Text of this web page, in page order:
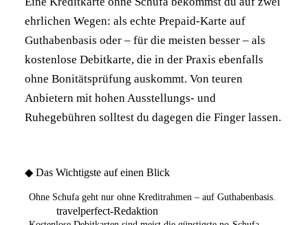
ehrlichen Wegen: als echte Prepaid-Karte auf
Guthabenbasis oder – für die meisten besser – als
kostenlose Debitkarte, die in der Praxis ebenfalls
ohne Bonitätsprüfung auskommt. Von teuren
Anbietern mit hohen Ausstellungs- und
Ruhegebühren solltest du dagegen die Finger lassen.
◆ Das Wichtigste auf einen Blick
Ohne Schufa geht nur ohne Kreditrahmen – auf Guthabenbasis.
travelperfect-Redaktion